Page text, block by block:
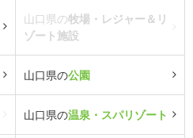
山口県の牧場・レジャー＆リ
ゾート施設
山口県の公園
山口県の温泉・スパリゾート